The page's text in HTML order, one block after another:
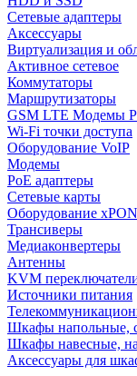
Сетевые адаптеры
Аксессуары
Виртуализация и
Активное сетевое
Коммутаторы
Маршрутизаторы
GSM LTE Модемы
Wi-Fi точки доступа
Оборудование VoIP
Модемы
PoE адаптеры
Сетевые карты
Оборудование xPON
Трансиверы
Медиаконвертеры
Антенны
KVM
Источники питания
Шкафы напольные,
Шкафы навесные,
Аксессуары для